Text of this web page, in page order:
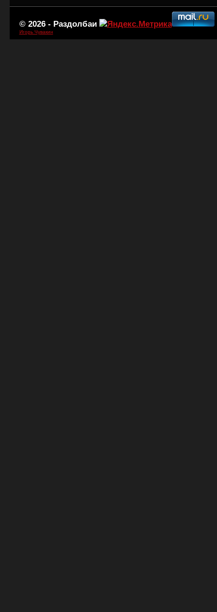
© 2026 - Раздолбаи
Игорь Чувакин